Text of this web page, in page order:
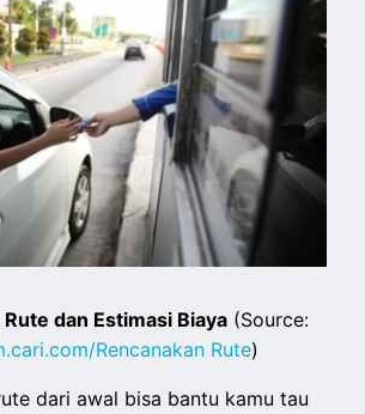
dan Estimasi Biaya (Source:
Rencanakan Rute)
dari awal bisa bantu kamu tau